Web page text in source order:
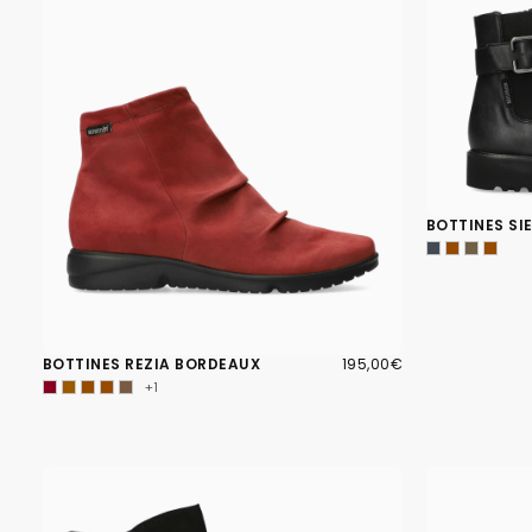
BOTTINES REZIA BORDEAUX 195,00€
PRIX
195,00€
+1
BOTTINES